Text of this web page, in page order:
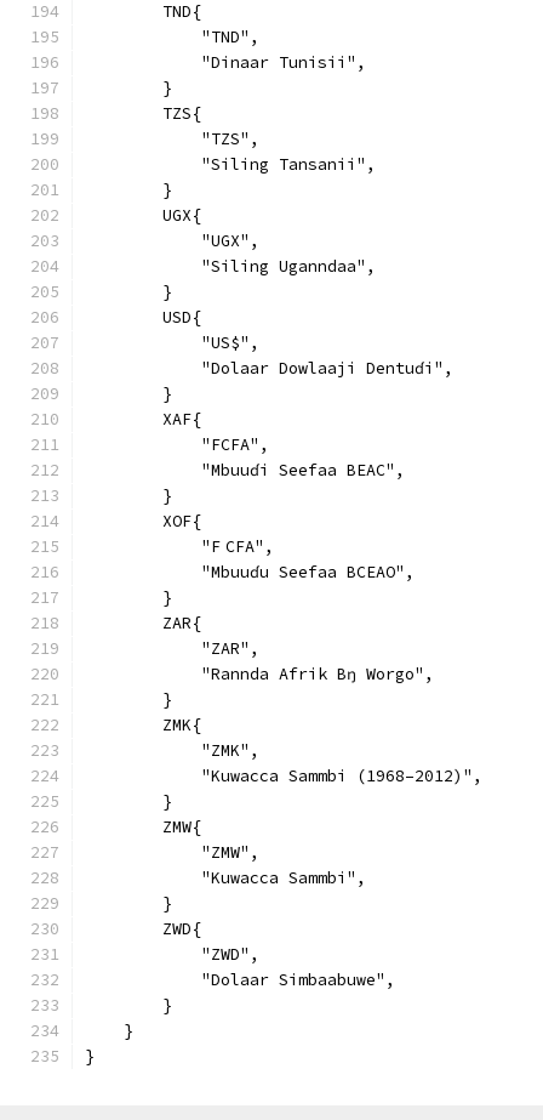
        TND{
            "TND",
            "Dinaar Tunisii",
        }
        TZS{
            "TZS",
            "Siling Tansanii",
        }
        UGX{
            "UGX",
            "Siling Uganndaa",
        }
        USD{
            "US$",
            "Dolaar Dowlaaji Dentuɗi",
        }
        XAF{
            "FCFA",
            "Mbuuɗi Seefaa BEAC",
        }
        XOF{
            "F CFA",
            "Mbuuɗu Seefaa BCEAO",
        }
        ZAR{
            "ZAR",
            "Rannda Afrik Bŋ Worgo",
        }
        ZMK{
            "ZMK",
            "Kuwacca Sammbi (1968–2012)",
        }
        ZMW{
            "ZMW",
            "Kuwacca Sammbi",
        }
        ZWD{
            "ZWD",
            "Dolaar Simbaabuwe",
        }
    }
}